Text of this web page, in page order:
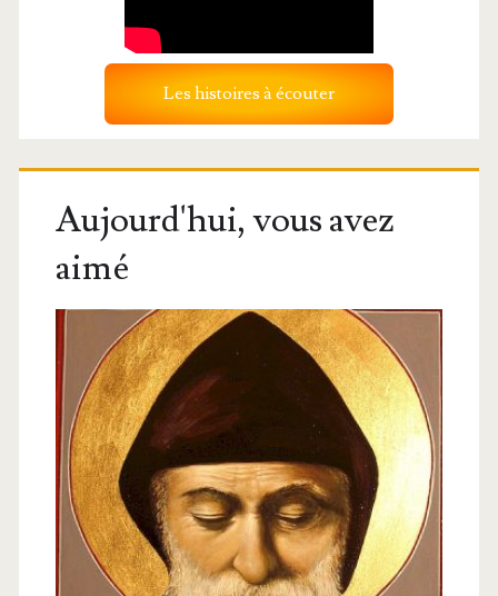
Les histoires à écouter
Aujourd'hui, vous avez
aimé